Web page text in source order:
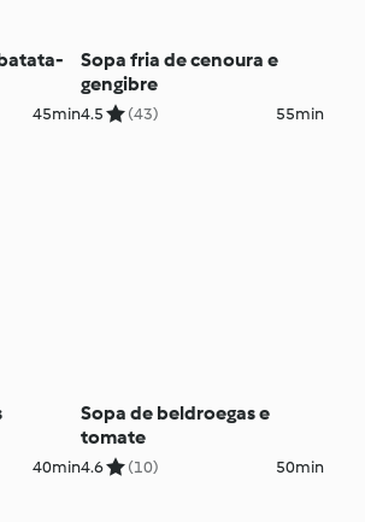
45min
Sopa fria de cenoura e
gengibre
4.5 (43) 55min
40min
Sopa de beldroegas e
tomate
4.6 (10) 50min